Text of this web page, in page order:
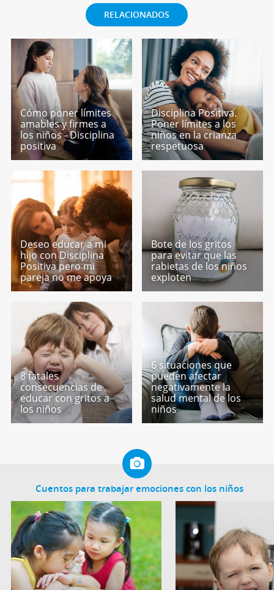
RELACIONADOS
Cómo poner límites
amables y firmes a
los niños - Disciplina
positiva
Disciplina Positiva.
Poner límites a los
niños en la crianza
respetuosa
Deseo educar a mi
hijo con Disciplina
Positiva pero mi
pareja no me apoya
Bote de los gritos
para evitar que las
rabietas de los niños
exploten
8 fatales
consecuencias de
educar con gritos a
los niños
6 situaciones que
pueden afectar
negativamente la
salud mental de los
niños
Cuentos para trabajar emociones con los niños